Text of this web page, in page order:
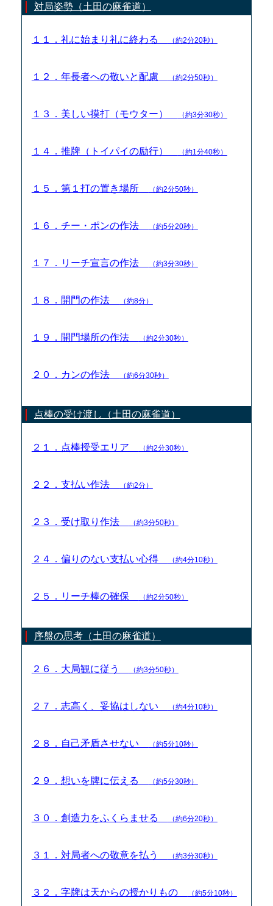
対局姿勢（土田の麻雀道）
１１．礼に始まり礼に終わる （約2分20秒）
１２．年長者への敬いと配慮 （約2分50秒）
１３．美しい摸打（モウター） （約3分30秒）
１４．推牌（トイパイの励行） （約1分40秒）
１５．第１打の置き場所 （約2分50秒）
１６．チー・ポンの作法 （約5分20秒）
１７．リーチ宣言の作法 （約3分30秒）
１８．開門の作法 （約8分）
１９．開門場所の作法 （約2分30秒）
２０．カンの作法 （約6分30秒）
点棒の受け渡し（土田の麻雀道）
２１．点棒授受エリア （約2分30秒）
２２．支払い作法 （約2分）
２３．受け取り作法 （約3分50秒）
２４．偏りのない支払い心得 （約4分10秒）
２５．リーチ棒の確保 （約2分50秒）
序盤の思考（土田の麻雀道）
２６．大局観に従う （約3分50秒）
２７．志高く、妥協はしない （約4分10秒）
２８．自己矛盾させない （約5分10秒）
２９．想いを牌に伝える （約5分30秒）
３０．創造力をふくらませる （約6分20秒）
３１．対局者への敬意を払う （約3分30秒）
３２．字牌は天からの授かりもの （約5分10秒）